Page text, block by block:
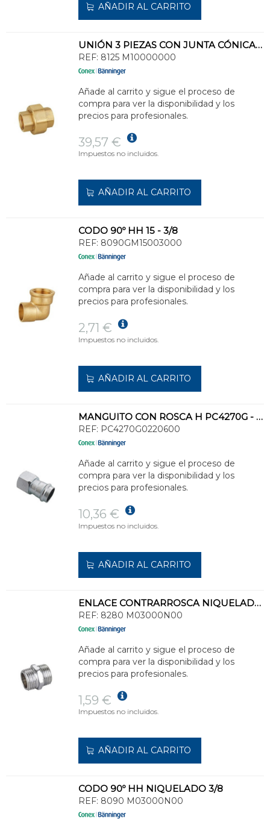
AÑADIR AL CARRITO
UNIÓN 3 PIEZAS CON JUNTA CÓNICA HH 1.1/4
REF: 8125 M10000000
Añade al carrito y sigue el proceso de
compra para ver la disponibilidad y los
precios para profesionales.
39,57 €
Impuestos no incluidos.
AÑADIR AL CARRITO
CODO 90º HH 15 - 3/8
REF: 8090GM15003000
Añade al carrito y sigue el proceso de
compra para ver la disponibilidad y los
precios para profesionales.
2,71 €
Impuestos no incluidos.
AÑADIR AL CARRITO
MANGUITO CON ROSCA H PC4270G - 22-3/4
REF: PC4270G0220600
Añade al carrito y sigue el proceso de
compra para ver la disponibilidad y los
precios para profesionales.
10,36 €
Impuestos no incluidos.
AÑADIR AL CARRITO
ENLACE CONTRARROSCA NIQUELADO 3/8
REF: 8280 M03000N00
Añade al carrito y sigue el proceso de
compra para ver la disponibilidad y los
precios para profesionales.
1,59 €
Impuestos no incluidos.
AÑADIR AL CARRITO
CODO 90º HH NIQUELADO 3/8
REF: 8090 M03000N00